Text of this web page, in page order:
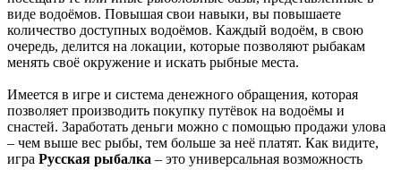
виде водоёмов. Повышая свои навыки, вы повышаете
количество доступных водоёмов. Каждый водоём, в свою
очередь, делится на локации, которые позволяют рыбакам
менять своё окружение и искать рыбные места.
Имеется в игре и система денежного обращения, которая
позволяет производить покупку путёвок на водоёмы и
снастей. Заработать деньги можно с помощью продажи улова
– чем выше вес рыбы, тем больше за неё платят. Как видите,
игра Русская рыбалка – это универсальная возможность